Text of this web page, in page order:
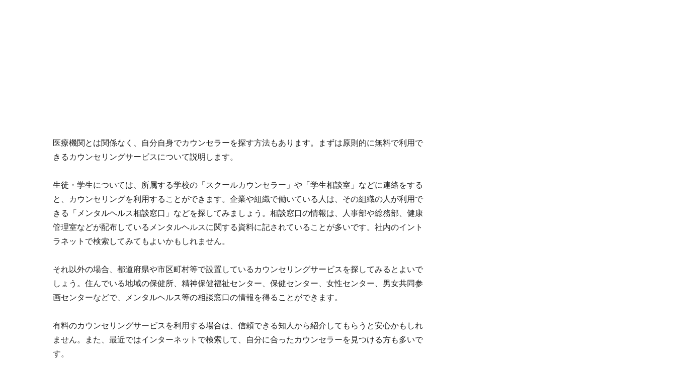
医療機関とは関係なく、自分自身でカウンセラーを探す方法もあります。まずは原則的に無料で利用で
きるカウンセリングサービスについて説明します。
生徒・学生については、所属する学校の「スクールカウンセラー」や「学生相談室」などに連絡をする
と、カウンセリングを利用することができます。企業や組織で働いている人は、その組織の人が利用で
きる「メンタルヘルス相談窓口」などを探してみましょう。相談窓口の情報は、人事部や総務部、健康
管理室などが配布しているメンタルヘルスに関する資料に記されていることが多いです。社内のイント
ラネットで検索してみてもよいかもしれません。
それ以外の場合、都道府県や市区町村等で設置しているカウンセリングサービスを探してみるとよいで
しょう。住んでいる地域の保健所、精神保健福祉センター、保健センター、女性センター、男女共同参
画センターなどで、メンタルヘルス等の相談窓口の情報を得ることができます。
有料のカウンセリングサービスを利用する場合は、信頼できる知人から紹介してもらうと安心かもしれ
ません。また、最近ではインターネットで検索して、自分に合ったカウンセラーを見つける方も多いで
す。